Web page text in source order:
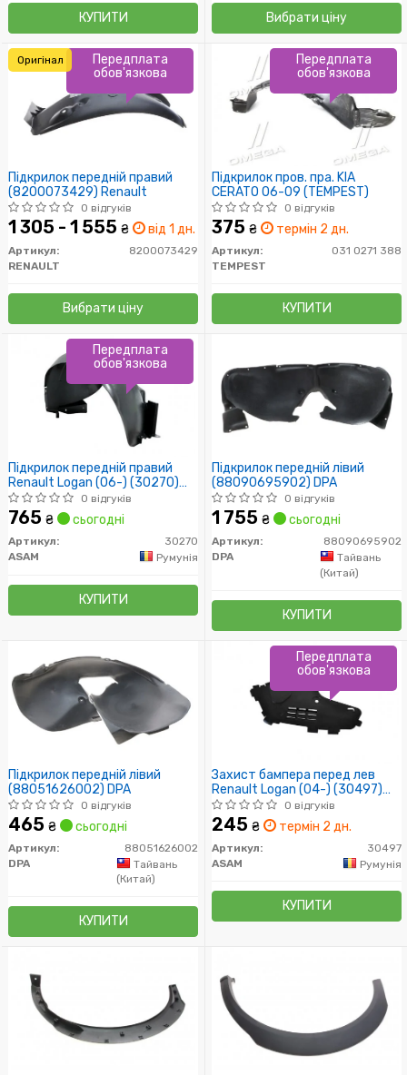
КУПИТИ Вибрати ціну
Підкрилок передній правий
(8200073429) Renault
0 відгуків
1 305 - 1 555 ₴ від 1 дн.
Артикул:
8200073429
RENAULT
Вибрати ціну
Передплата
обов'язкова
Оригінал
Підкрилок пров. пра. KIA
CERATO 06-09 (TEMPEST)
0 відгуків
375 ₴ термін 2 дн.
Артикул:
031 0271 388
TEMPEST
КУПИТИ
Передплата
обов'язкова
Підкрилок передній правий
Renault Logan (06-) (30270)
Asam
0 відгуків
765 ₴ сьогодні
Артикул:
30270
ASAM
Румунія
КУПИТИ
Передплата
обов'язкова
Підкрилок передній лівий
(88090695902) DPA
0 відгуків
1 755 ₴ сьогодні
Артикул:
88090695902
DPA
Тайвань
(Китай)
КУПИТИ
Підкрилок передній лівий
(88051626002) DPA
0 відгуків
465 ₴ сьогодні
Артикул:
88051626002
DPA
Тайвань
(Китай)
КУПИТИ
Захист бампера перед лев
Renault Logan (04-) (30497)
Asam
0 відгуків
245 ₴ термін 2 дн.
Артикул:
30497
ASAM
Румунія
КУПИТИ
Передплата
обов'язкова